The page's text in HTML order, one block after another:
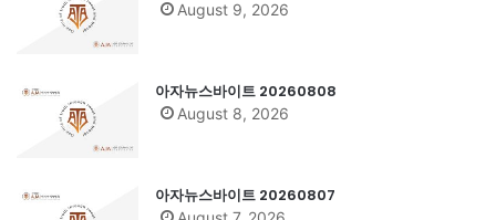
August 9, 2026
아자뉴스바이트 20260808
August 8, 2026
아자뉴스바이트 20260807